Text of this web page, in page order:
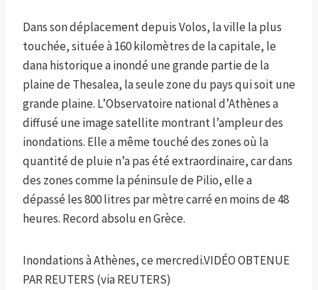
Dans son déplacement depuis Volos, la ville la plus
touchée, située à 160 kilomètres de la capitale, le
dana historique a inondé une grande partie de la
plaine de Thesalea, la seule zone du pays qui soit une
grande plaine. L’Observatoire national d’Athènes a
diffusé une image satellite montrant l’ampleur des
inondations. Elle a même touché des zones où la
quantité de pluie n’a pas été extraordinaire, car dans
des zones comme la péninsule de Pilio, elle a
dépassé les 800 litres par mètre carré en moins de 48
heures. Record absolu en Grèce.
Inondations à Athènes, ce mercredi.VIDÉO OBTENUE
PAR REUTERS (via REUTERS)